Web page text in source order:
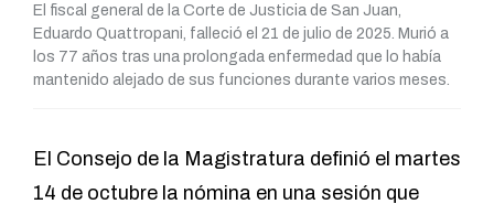
El fiscal general de la Corte de Justicia de San Juan,
Eduardo Quattropani, falleció el 21 de julio de 2025. Murió a
los 77 años tras una prolongada enfermedad que lo había
mantenido alejado de sus funciones durante varios meses.
El Consejo de la Magistratura definió el martes
14 de octubre la nómina en una sesión que